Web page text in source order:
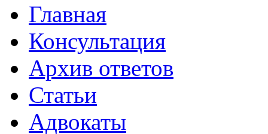
Главная
Консультация
Архив ответов
Статьи
Адвокаты